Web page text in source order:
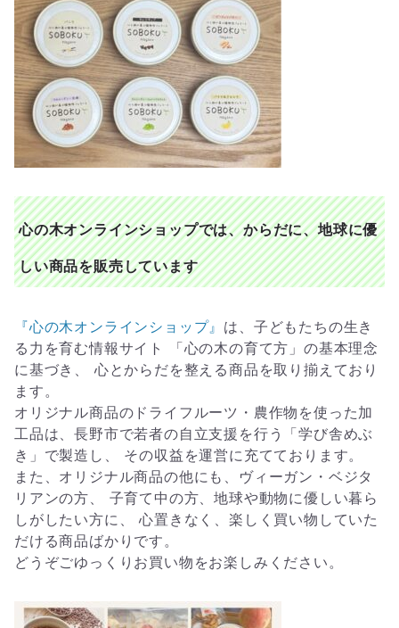
心の木オンラインショップでは、からだに、地球に優
しい商品を販売しています
『心の木オンラインショップ』 は、子どもたちの生き
る力を育む情報サイト 「心の木の育て方」の基本理念
に基づき、 心とからだを整える商品を取り揃えており
ます。
オリジナル商品のドライフルーツ・農作物を使った加
工品は、長野市で若者の自立支援を行う「学び舎めぶ
き」で製造し、 その収益を運営に充てております。
また、オリジナル商品の他にも、ヴィーガン・ベジタ
リアンの方、 子育て中の方、地球や動物に優しい暮ら
しがしたい方に、 心置きなく、楽しく買い物していた
だける商品ばかりです。
どうぞごゆっくりお買い物をお楽しみください。